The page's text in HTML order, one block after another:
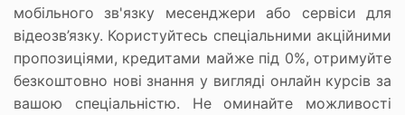
мобільного зв'язку месенджери або сервіси для
відеозв’язку. Користуйтесь спеціальними акційними
пропозиціями, кредитами майже під 0%, отримуйте
безкоштовно нові знання у вигляді онлайн курсів за
вашою спеціальністю. Не оминайте можливості